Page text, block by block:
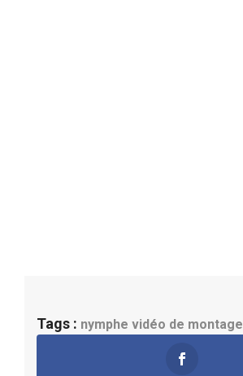
Tags : nymphe vidéo de montage